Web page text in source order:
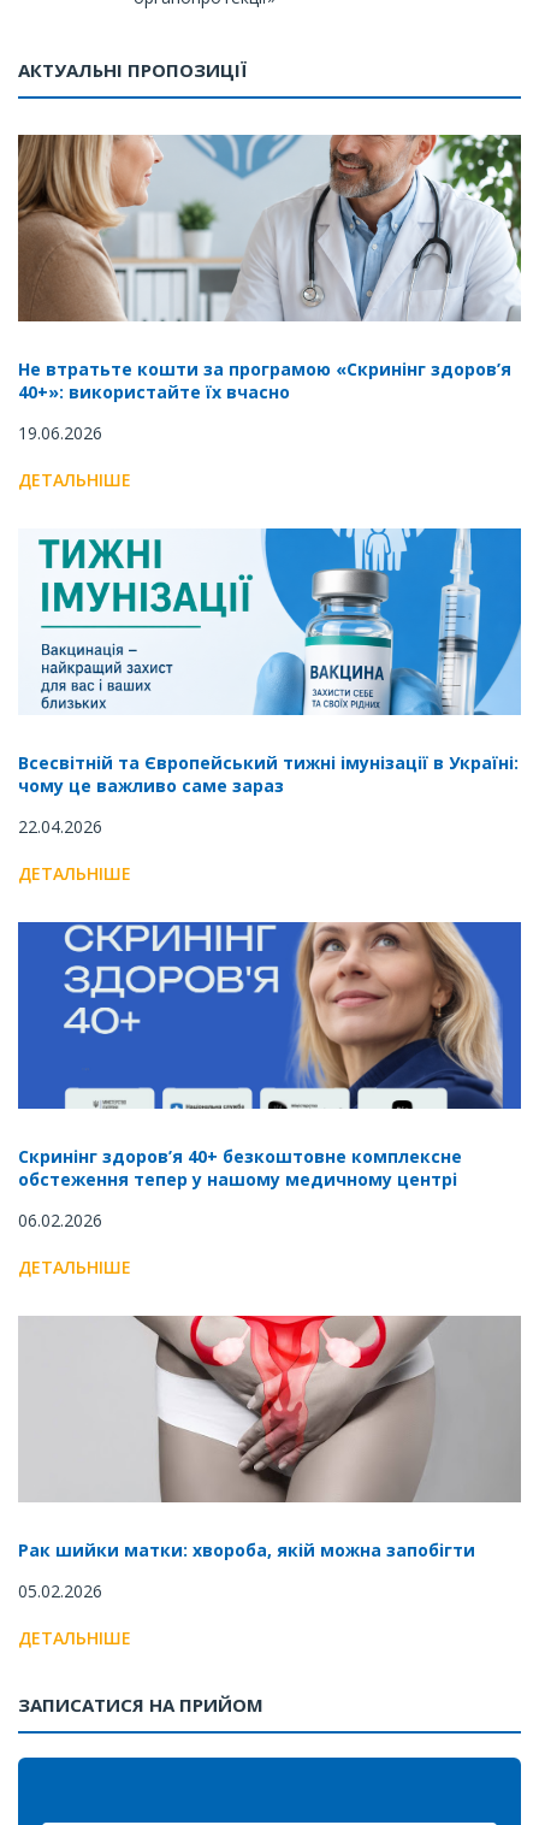
АКТУАЛЬНІ ПРОПОЗИЦІЇ
Не втратьте кошти за програмою «Скринінг здоров’я
40+»: використайте їх вчасно
19.06.2026
ДЕТАЛЬНІШЕ
Всесвітній та Європейський тижні імунізації в Україні:
чому це важливо саме зараз
22.04.2026
ДЕТАЛЬНІШЕ
Скринінг здоров’я 40+ безкоштовне комплексне
обстеження тепер у нашому медичному центрі
06.02.2026
ДЕТАЛЬНІШЕ
Рак шийки матки: хвороба, якій можна запобігти
05.02.2026
ДЕТАЛЬНІШЕ
ЗАПИСАТИСЯ НА ПРИЙОМ